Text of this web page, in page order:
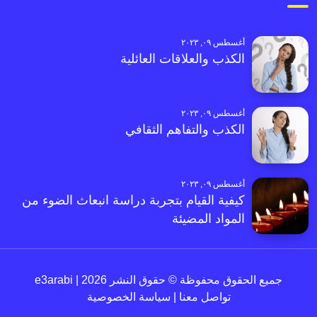
أغسطس ٠٩, ٢٠٢٣
الكذب والعلاقات العائلية
أغسطس ٠٩, ٢٠٢٣
الكذب والتفاهم الثقافي
أغسطس ٠٩, ٢٠٢٣
كيفية القيام بتجربة دراسة انبعاث الضوء من
المواد المضيئة
جميع الحقوق محفوظة © حقوق النشر 2026 | e3arabi
تواصل معنا
سياسة الخصوصية